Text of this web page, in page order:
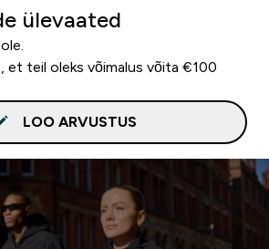
ülevaated
et teil oleks võimalus võita €100
LOO ARVUSTUS